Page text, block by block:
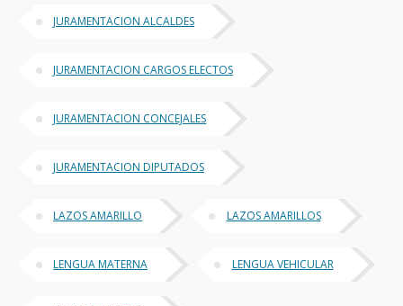
JURAMENTACION ALCALDES
JURAMENTACION CARGOS ELECTOS
JURAMENTACION CONCEJALES
JURAMENTACION DIPUTADOS
LAZOS AMARILLO LAZOS AMARILLOS
LENGUA MATERNA LENGUA VEHICULAR